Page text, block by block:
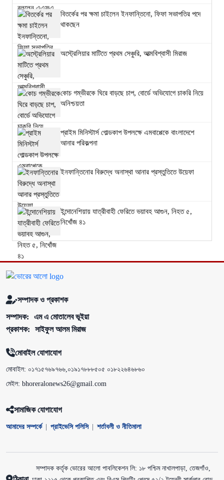
বিতর্কের পর ক্ষমা চাইলেন ইনফান্তিনো, ফিফা সভাপতির পদে
থাকছেন
অস্ট্রেলিয়ার মাটিতে প্রথম সেঞ্চুরি, আত্মবিশ্বাসী মিরাজ
কোচ গম্ভীরকে ঘিরে বাড়ছে চাপ, বোর্ডে অভিযোগে চাকরি নিয়ে
অনিশ্চয়তা
প্রাইম মিনিস্টার্স গোল্ডকাপ উপলক্ষে এমবাপ্পেকে বাংলাদেশে
আনার পরিকল্পনা
ইনফান্তিনোর বিরুদ্ধে অনাস্থা আনার প্রস্তুতিতে উয়েফা
ইন্দোনেশিয়ায় যাত্রীবাহী ফেরিতে ভয়াবহ আগুন, নিহত ৫,
নিখোঁজ ৪১
সম্পাদক ও প্রকাশক
সম্পাদক:
এম এ মোতালেব ভূইয়া
প্রকাশক:
সাইফুল আলম মিরাজ
মোবাইল যোগাযোগ
মোবাইল: ০১৭১৫৭৬৯৭৬৬,০১৯১৭৮৮৮৫০৫ ০১৮২২৬৪৬৮৬০
মেইল: bhoreralonews26@gmail.com
সামাজিক যোগাযোগ
আমাদের সম্পর্কে প্রাইভেসি পলিসি শর্তাবলী ও নীতিমালা
সম্পাদক কর্তৃক ভোরের আলো পাবলিকেশন লি: ১৮ পশ্চিম নাখালপাড়া, তেজগাঁও,